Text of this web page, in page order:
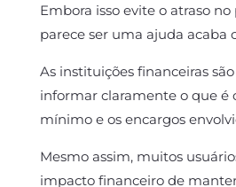
Embora isso evite o atraso
parece ser uma ajuda acaba
As instituições financeiras
informar claramente o que é
mínimo e os encargos
Mesmo assim, muitos
impacto financeiro de